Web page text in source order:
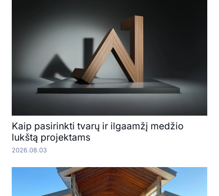
Kaip pasirinkti tvarų ir ilgaamžį medžio
lukštą projektams
2026.08.03